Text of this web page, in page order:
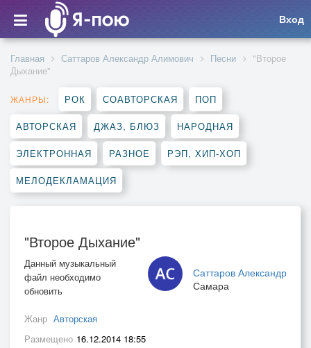
Вход
Главная Саттаров Александр Алимович Песни
"Второе
Дыхание"
ЖАНРЫ: РОК СОАВТОРСКАЯ ПОП
АВТОРСКАЯ ДЖАЗ, БЛЮЗ НАРОДНАЯ
ЭЛЕКТРОННАЯ РАЗНОЕ РЭП, ХИП-ХОП
МЕЛОДЕКЛАМАЦИЯ
"Второе Дыхание"
Саттаров Александр
Самара
Данный музыкальный
файл необходимо
обновить
Жанр Авторская
Размещено 16.12.2014 18:55